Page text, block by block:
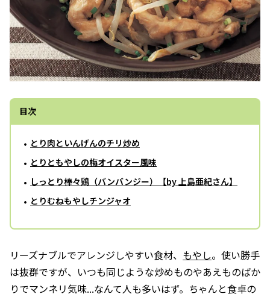
目次
とり肉といんげんのチリ炒め
とりともやしの梅オイスター風味
しっとり棒々鶏（バンバンジー）【by 上島亜紀さん】
とりむねもやしチンジャオ
リーズナブルでアレンジしやすい食材、 もやし。使い勝手
は抜群ですが、いつも同じような炒めものやあえものばか
りでマンネリ気味...なんて人も多いはず。ちゃんと食卓の